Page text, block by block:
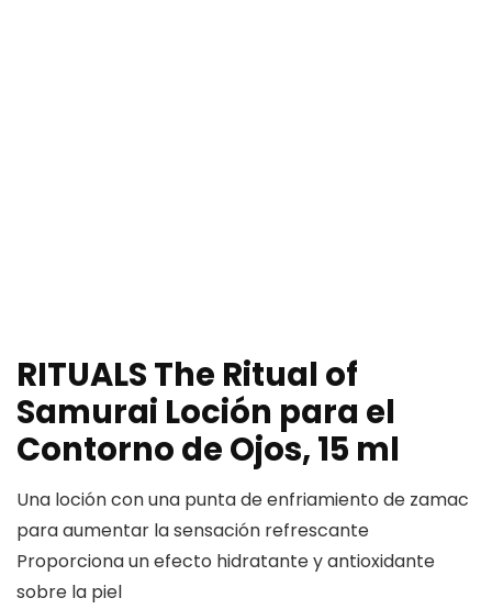
RITUALS The Ritual of
Samurai Loción para el
Contorno de Ojos, 15 ml
Una loción con una punta de enfriamiento de zamac
para aumentar la sensación refrescante
Proporciona un efecto hidratante y antioxidante
sobre la piel